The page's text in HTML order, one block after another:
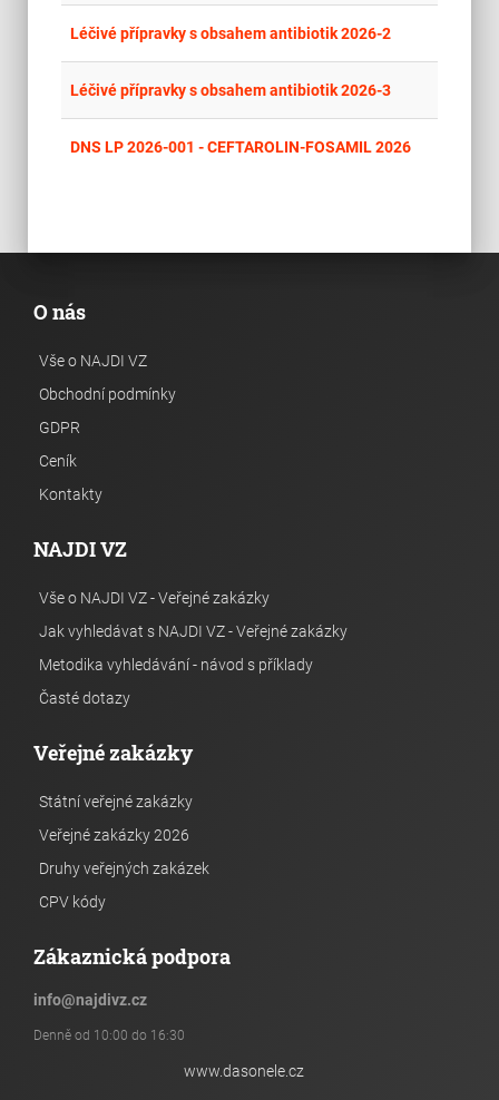
Léčivé přípravky s obsahem antibiotik 2026-2
Léčivé přípravky s obsahem antibiotik 2026-3
DNS LP 2026-001 - CEFTAROLIN-FOSAMIL 2026
O nás
Vše o NAJDI VZ
Obchodní podmínky
GDPR
Ceník
Kontakty
NAJDI VZ
Vše o NAJDI VZ - Veřejné zakázky
Jak vyhledávat s NAJDI VZ - Veřejné zakázky
Metodika vyhledávání - návod s příklady
Časté dotazy
Veřejné zakázky
Státní veřejné zakázky
Veřejné zakázky 2026
Druhy veřejných zakázek
CPV kódy
Zákaznická podpora
info@najdivz.cz
Denně od 10:00 do 16:30
www.dasonele.cz